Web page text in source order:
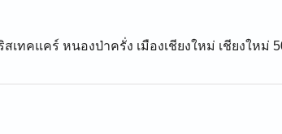
สเทคแคร์ หนองป่าครั่ง เมืองเชียงใหม่ เชียงใหม่